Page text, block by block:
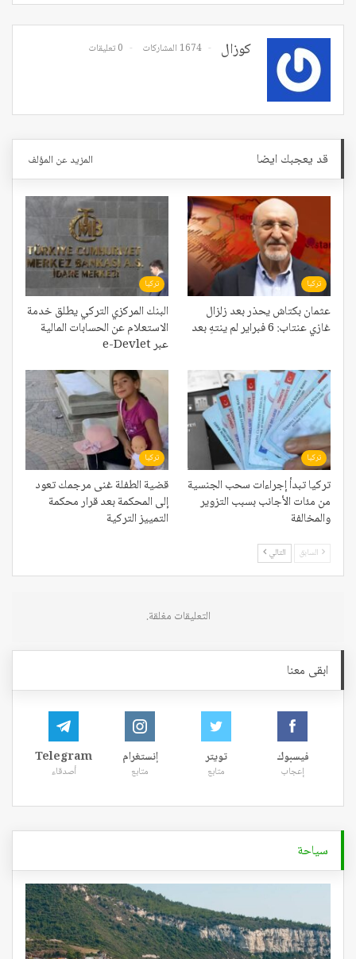
كوزال 1674 المشاركات 0 تعليقات
قد يعجبك ايضا المزيد عن المؤلف
تركيا
عثمان بكتاش يحذر بعد زلزال
غازي عنتاب: 6 فبراير لم ينتهِ بعد
تركيا
البنك المركزي التركي يطلق خدمة
الاستعلام عن الحسابات المالية
عبر e-Devlet
تركيا
تركيا تبدأ إجراءات سحب الجنسية
من مئات الأجانب بسبب التزوير
والمخالفة
تركيا
قضية الطفلة غنى مرجمك تعود
إلى المحكمة بعد قرار محكمة
التمييز التركية
السابق التالي
التعليقات مغلقة.
ابقى معنا
فيسبوك
إعجاب
تويتر
متابع
إنستغرام
متابع
Telegram
أصدقاء
سياحة